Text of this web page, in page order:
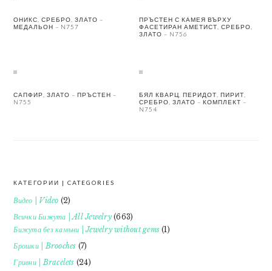
ОНИКС, СРЕБРО, ЗЛАТО –
МЕДАЛЬОН – N757
ПРЪСТЕН С КАМЕЯ ВЪРХУ
ФАСЕТИРАН АМЕТИСТ, СРЕБРО,
ЗЛАТО – N756
САПФИР, ЗЛАТО – ПРЪСТЕН –
N755
БЯЛ КВАРЦ, ПЕРИДОТ, ПИРИТ,
СРЕБРО, ЗЛАТО – КОМПЛЕКТ –
N754
FOOTER
КАТЕГОРИИ | CATEGORIES
Видео | Video (2)
Всички Бижута | All Jewelry(663)
Бижута без камъни | Jewelry without gems (1)
Брошки | Brooches (7)
Гривни | Bracelets (24)